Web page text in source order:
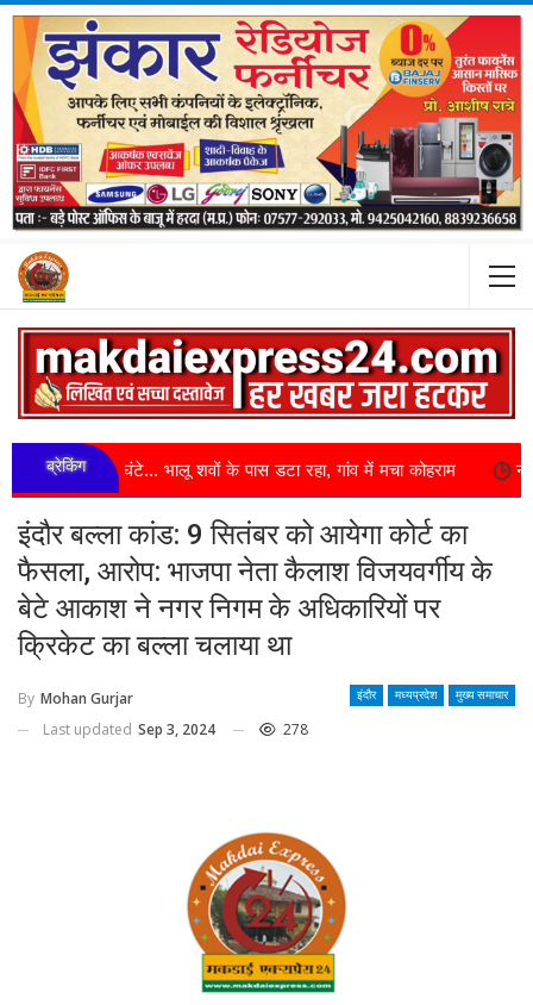
ब्रेकिंग
घंटे... भालू शवों के पास डटा रहा, गांव में मचा कोहराम
नरसिंहपुर
इंदौर बल्ला कांड: 9 सितंबर को आयेगा कोर्ट का
फैसला, आरोप: भाजपा नेता कैलाश विजयवर्गीय के
बेटे आकाश ने नगर निगम के अधिकारियों पर
क्रिकेट का बल्ला चलाया था
इंदौर मध्यप्रदेश मुख्य समाचार
By Mohan Gurjar
Last updated Sep 3, 2024 278